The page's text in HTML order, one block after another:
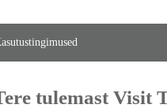
tulemast Visit